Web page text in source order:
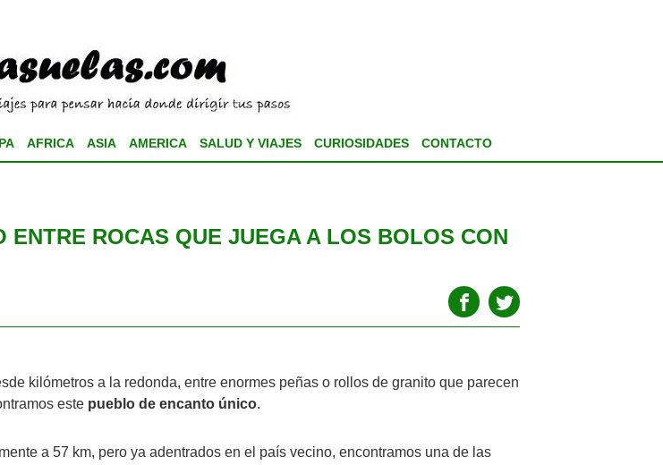
AFRICA ASIA AMERICA SALUD Y VIAJES CURIOSIDADES CONTACTO
ROCAS QUE JUEGA A LOS BOLOS CON
kilómetros a la redonda, entre enormes peñas o rollos de granito que parecen
este pueblo de encanto único.
a 57 km, pero ya adentrados en el país vecino, encontramos una de las